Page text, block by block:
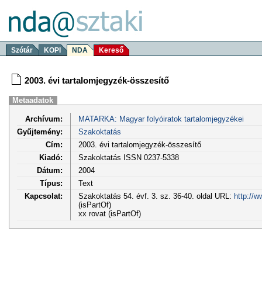
Szótár KOPI NDA Kereső
2003. évi tartalomjegyzék-összesítő
Metaadatok
Archívum:
MATARKA: Magyar folyóiratok tartalomjegyzékei
Gyűjtemény:
Szakoktatás
Cím:
2003. évi tartalomjegyzék-összesítő
Kiadó:
Szakoktatás ISSN 0237-5338
Dátum:
2004
Típus:
Text
Kapcsolat:
Szakoktatás 54. évf. 3. sz. 36-40. oldal URL: http://
(isPartOf)
xx rovat (isPartOf)